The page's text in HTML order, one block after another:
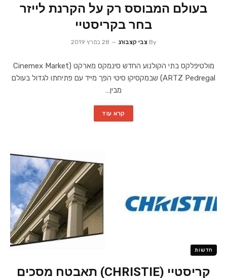
בעולם המבוסס רק על הקרנת לייזר
בחר בקריסטיי
By צבי קצבורג 28 במרץ 2019
מולטיפלקס בתי הקולנוע החדש סינמקס מארקט (Cinemex Market
ARTZ Pedregal) שבמקסיקו סיטי הפך מייד עם פתיחתו לגדול בעולם
מבין…
קרא עוד
חדשות
קריסטיי (CHRISTIE) תאבטח מסכים